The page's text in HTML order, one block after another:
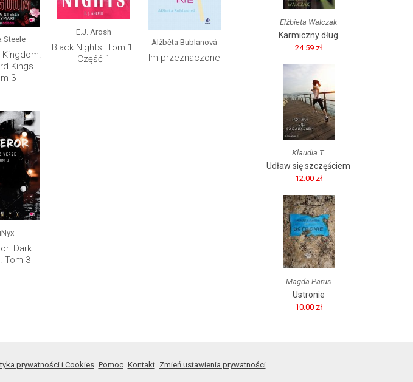
Steele
Kingdom.
Kings.
3
E.J. Arosh
Black Nights. Tom 1.
Część 1
Alžběta Bublanová
Im przeznaczone
Dark
Tom 3
Elżbieta Walczak
Karmiczny dług
24.59 zł
Klaudia T.
Udław się szczęściem
12.00 zł
Magda Parus
Ustronie
10.00 zł
prywatności i Cookies Pomoc Kontakt Zmień ustawienia prywatności